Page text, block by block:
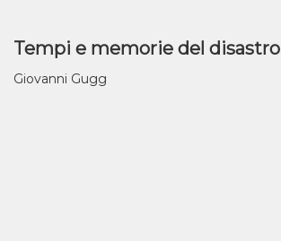
Tempi e memorie del disastro
Giovanni Gugg